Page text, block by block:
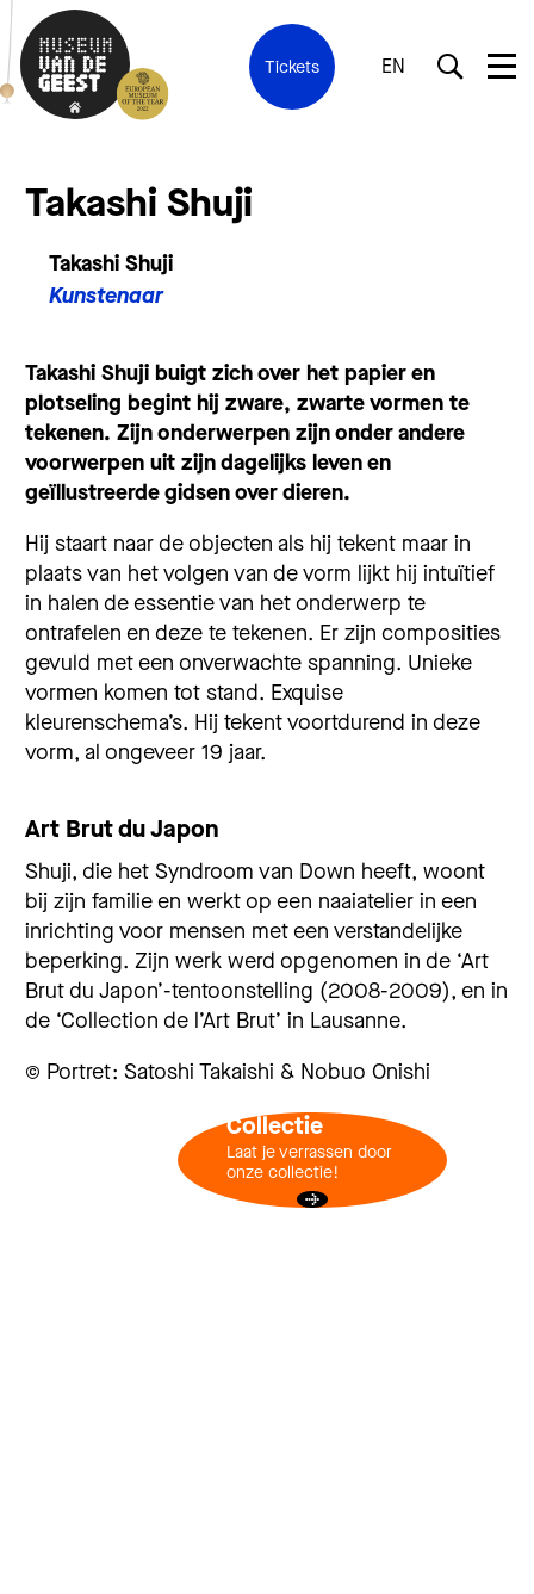
Tickets EN
Takashi Shuji
Takashi Shuji
Kunstenaar
Takashi Shuji buigt zich over het papier en
plotseling begint hij zware, zwarte vormen te
tekenen. Zijn onderwerpen zijn onder andere
voorwerpen uit zijn dagelijks leven en
geïllustreerde gidsen over dieren.
Hij staart naar de objecten als hij tekent maar in
plaats van het volgen van de vorm lijkt hij intuïtief
in halen de essentie van het onderwerp te
ontrafelen en deze te tekenen. Er zijn composities
gevuld met een onverwachte spanning. Unieke
vormen komen tot stand. Exquise
kleurenschema’s. Hij tekent voortdurend in deze
vorm, al ongeveer 19 jaar.
Art Brut du Japon
Shuji, die het Syndroom van Down heeft, woont
bij zijn familie en werkt op een naaiatelier in een
inrichting voor mensen met een verstandelijke
beperking. Zijn werk werd opgenomen in de ‘Art
Brut du Japon’-tentoonstelling (2008-2009), en in
de ‘Collection de l’Art Brut’ in Lausanne.
© Portret: Satoshi Takaishi & Nobuo Onishi
Collectie
Laat je verrassen door
onze collectie!